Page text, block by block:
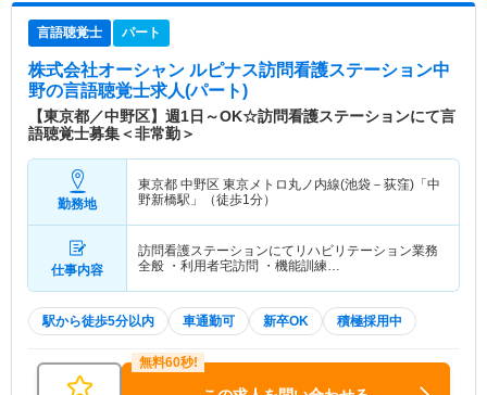
言語聴覚士 パート
株式会社オーシャン ルピナス訪問看護ステーション中
野の言語聴覚士求人(パート)
【東京都／中野区】週1日～OK☆訪問看護ステーションにて言
語聴覚士募集＜非常勤＞
勤務地
東京都 中野区 東京メトロ丸ノ内線(池袋－荻窪)「中
野新橋駅」（徒歩1分）
仕事内容
訪問看護ステーションにてリハビリテーション業務
全般 ・利用者宅訪問 ・機能訓練…
駅から徒歩5分以内 車通勤可 新卒OK 積極採用中